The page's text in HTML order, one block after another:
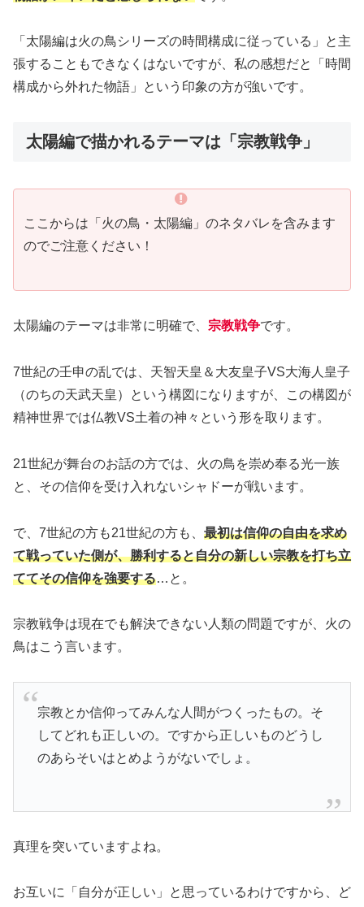
「太陽編は火の鳥シリーズの時間構成に従っている」と主
張することもできなくはないですが、私の感想だと「時間
構成から外れた物語」という印象の方が強いです。
太陽編で描かれるテーマは「宗教戦争」
ここからは「火の鳥・太陽編」のネタバレを含みます
のでご注意ください！
太陽編のテーマは非常に明確で、 宗教戦争です。
7世紀の壬申の乱では、天智天皇＆大友皇子VS大海人皇子
（のちの天武天皇）という構図になりますが、この構図が
精神世界では仏教VS土着の神々という形を取ります。
21世紀が舞台のお話の方では、火の鳥を崇め奉る光一族
と、その信仰を受け入れないシャドーが戦います。
で、7世紀の方も21世紀の方も、 最初は信仰の自由を求め
て戦っていた側が、勝利すると自分の新しい宗教を打ち立
ててその信仰を強要する…と。
宗教戦争は現在でも解決できない人類の問題ですが、火の
鳥はこう言います。
宗教とか信仰ってみんな人間がつくったもの。そ
してどれも正しいの。ですから正しいものどうし
のあらそいはとめようがないでしょ。
真理を突いていますよね。
お互いに「自分が正しい」と思っているわけですから、ど